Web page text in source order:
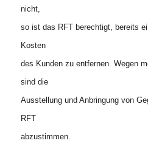
nicht,
so ist das RFT berechtigt, bereits
Kosten
des Kunden zu entfernen. Wegen
sind die
Ausstellung und Anbringung von
RFT
abzustimmen.